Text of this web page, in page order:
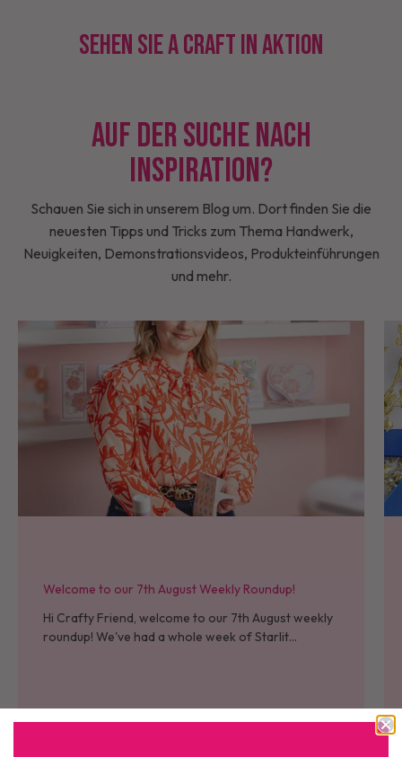
Sehen Sie A Craft in Aktion
Auf der Suche nach
Inspiration?
Schauen Sie sich in unserem Blog um. Dort finden Sie die
neuesten Tipps und Tricks zum Thema Handwerk,
Neuigkeiten, Demonstrationsvideos, Produkteinführungen
und mehr.
Welcome to our 7th August Weekly Roundup!
Hi Crafty Friend, welcome to our 7th August weekly
roundup! We've had a whole week of Starlit